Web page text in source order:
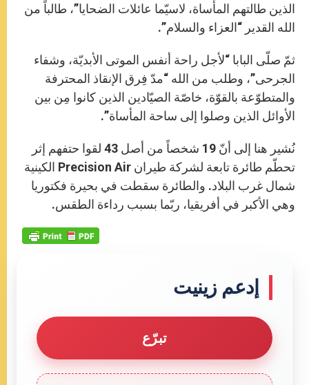
الذين طالتهم المأساة، لاسيّما عائلات الضحايا”، طالباً من
الله القدير “العزاء والسلام”.
ثمّ صلّى البابا “لأجل راحة أنفس الموتى الأبديّة، وشفاء
الجرحى”، وطلب من الله “مدّ فِرق الإنقاذ المحترفة
والمتطوّعة بالقوّة، خاصّة الصيّادين الذين كانوا مِن بين
الأوائل الذين وصلوا إلى ساحة المأساة”.
نُشير هنا إلى أنّ 19 شخصاً من أصل 43 لقوا حتفهم إثر
تحطّم طائرة تابعة لشركة طيران Precision Air الكينية
شمال غرب البلاد. والطائرة سقطت في بحيرة فكتوريا
وهي الأكبر في أفريقيا، ربّما بسبب رداءة الطقس.
إدعم زينيت
تبرّع